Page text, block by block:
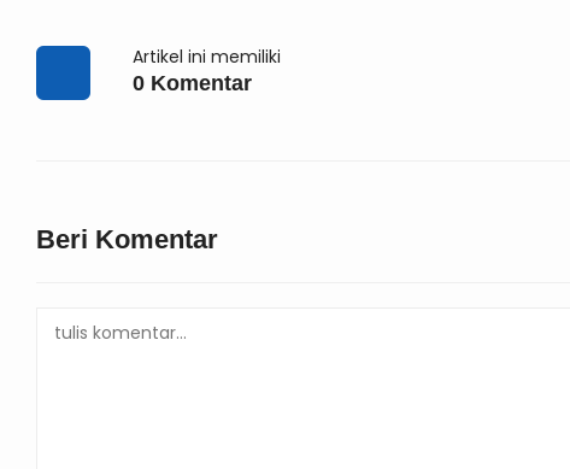
Artikel ini memiliki
0 Komentar
Beri Komentar